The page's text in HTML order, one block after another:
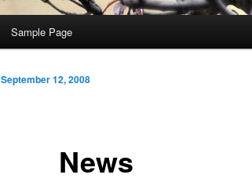
Sample Page
News
September 12, 2008